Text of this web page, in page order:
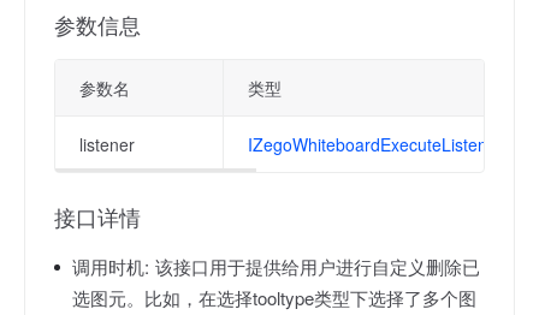
参数信息
参数名 类型
listener IZegoWhiteboardExecuteListener
接口详情
调用时机: 该接口用于提供给用户进行自定义删除已
选图元。比如，在选择tooltype类型下选择了多个图